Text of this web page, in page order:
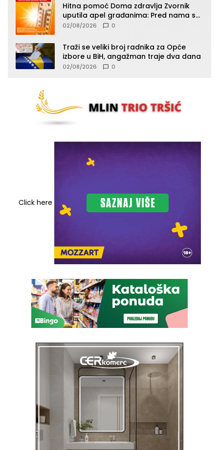
Hitna pomoć Doma zdravlja Zvornik
uputila apel građanima: Pred nama su
temperature do 40°C, oprez zbog
02/08/2026 0
Traži se veliki broj radnika za Opće
izbore u BiH, angažman traje dva dana
02/08/2026 0
Click here